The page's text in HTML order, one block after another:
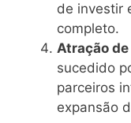
de investir
completo.
Atração
sucedido
parceiros
expansão